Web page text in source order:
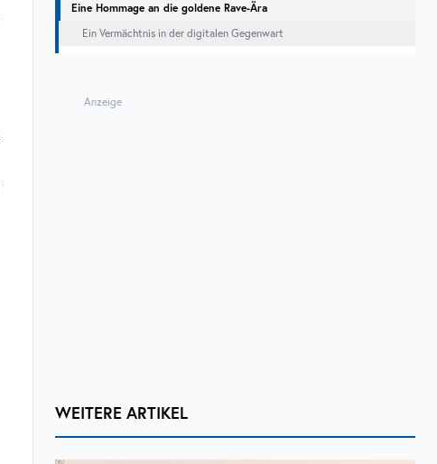
Eine Hommage an die goldene Rave-Ära
Ein Vermächtnis in der digitalen Gegenwart
Anzeige
WEITERE ARTIKEL